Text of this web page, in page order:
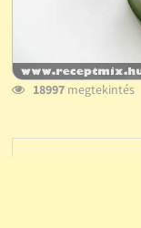
18997megtekintés